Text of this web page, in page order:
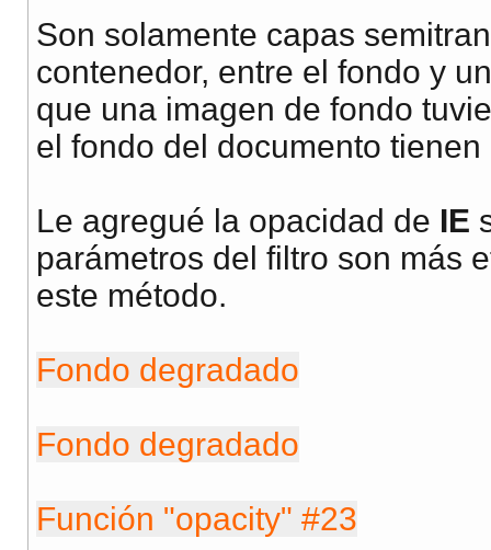
for(f=1; f<capas2; f++){
fondo2 += "<div style='position:absolute;
}
objeto2.innerHTML = fondo2;
}
onload = dgd;
#cartel{font:900 50px sans-serif;
.fondeg{filter:alpha(opacity=2); opacity:0.02;
#cuadro{background-color:#ffff00;
.capaDeg{filter:alpha(opacity=2); opacity:0.02;
<h2>Semitransparencia degradada. (FF, IE, Op?)</
<div id="cuadro"></div>
</body>
Son solamente capas
contenedor, entre el fondo y
que una imagen de fondo
el fondo del documento
Le agregué la opacidad de IE
parámetros del filtro son más
este método.
Fondo degradado
Fondo degradado
Función "opacity" #23